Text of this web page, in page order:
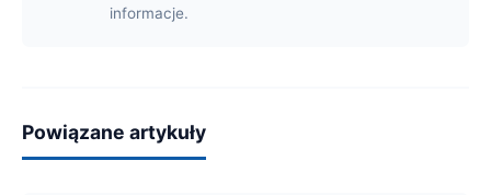
informacje.
Powiązane artykuły